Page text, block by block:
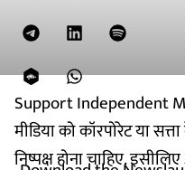
Support Independent
मीडिया को कॉरपोरेट या
निष्पक्ष होना चाहिए.